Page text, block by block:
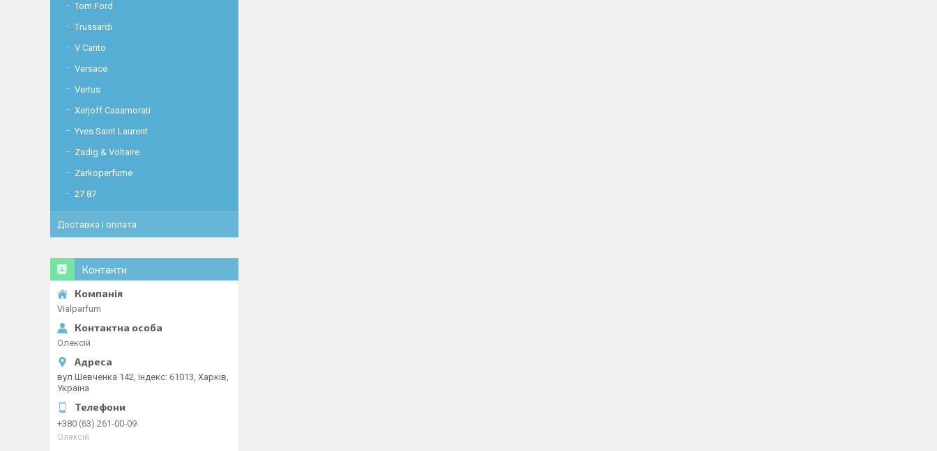
Tom Ford
Trussardi
V Canto
Versace
Vertus
Xerjoff Casamorati
Yves Saint Laurent
Zadig & Voltaire
Zarkoperfume
27 87
Доставка і оплата
Контакти
Vialparfum
Олексій
вул Шевченка 142, iндекс: 61013, Харків,
Україна
+380 (63) 261-00-09
Олексій